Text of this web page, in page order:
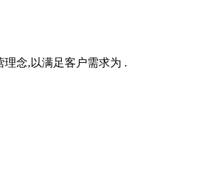
念,以满足客户需求为 .